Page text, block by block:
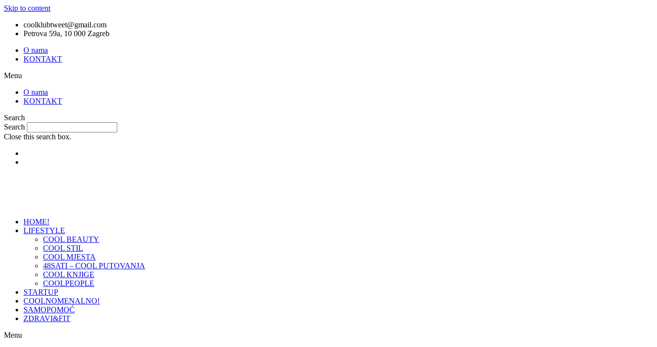
Skip to content
coolklubtweet@gmail.com
Petrova 59a, 10 000 Zagreb
O nama
KONTAKT
Menu
O nama
KONTAKT
Search
Search
Close this search box.
HOME!
LIFESTYLE
COOL BEAUTY
COOL STIL
COOL MJESTA
48SATI – COOL PUTOVANJA
COOL KNJIGE
COOLPEOPLE
STARTUP
COOLNOMENALNO!
SAMOPOMOĆ
ZDRAVI&FIT
Menu